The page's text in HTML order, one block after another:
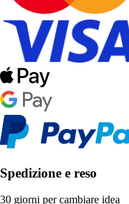
Spedizione e reso
30 giorni per cambiare idea